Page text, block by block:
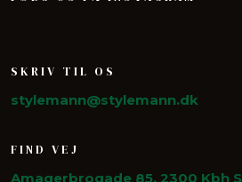
SKRIV TIL OS
stylemann@stylemann.dk
FIND VEJ
Amagerbrogade 85, 2300 Kbh S